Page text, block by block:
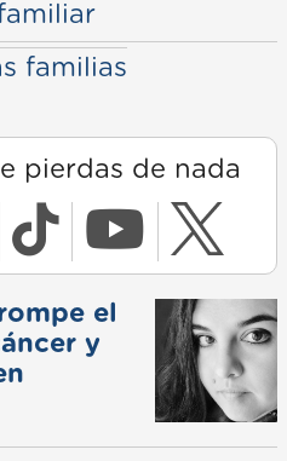
familias
pierdas de nada
el
y